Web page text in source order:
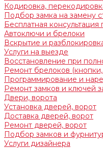
Кодировка,
Подбор замка на замену
Бесплатная консультация
Автоключи и брелоки
Вскрытие и
Услуги на выезде
Восстановление при
Ремонт брелоков
Программирование и
Ремонт замков и ключей
Двери, ворота
Установка дверей, ворот
Доставка дверей, ворот
Ремонт дверей, ворот
Подбор замков и
Услуги дизайнера